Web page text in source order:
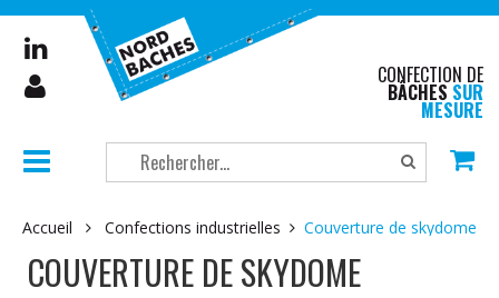
CONFECTION DE
BÂCHES SUR
MESURE
Accueil Confections industrielles Couverture de skydome
COUVERTURE DE SKYDOME